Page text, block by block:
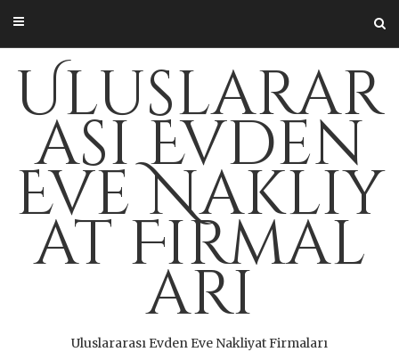
content
Uluslarar
ası Evden
Eve Nakliy
at Firmal
arı
Uluslararası Evden Eve Nakliyat Firmaları